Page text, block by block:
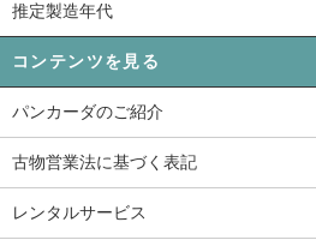
推定製造年代
コンテンツを見る
パンカーダのご紹介
古物営業法に基づく表記
レンタルサービス